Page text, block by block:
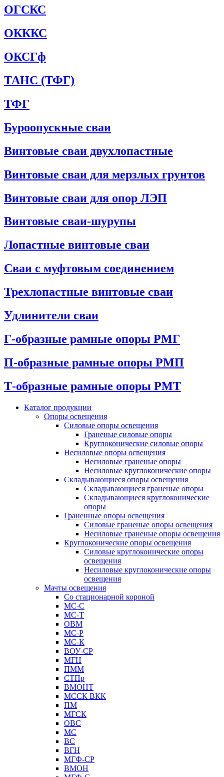
ОГСКС
ОКККС
ОКСГф
ТАНС (ТФГ)
ТФГ
Буроопускные сваи
Винтовые сваи двухлопастные
Винтовые сваи для мерзлых грунтов
Винтовые сваи для опор ЛЭП
Винтовые сваи-шурупы
Лопастные винтовые сваи
Сваи с муфтовым соединением
Трехлопастные винтовые сваи
Удлинители сваи
Г-образные рамные опоры РМГ
П-образные рамные опоры РМП
Т-образные рамные опоры РМТ
Каталог продукции
Oпоры oсвeщения
Силовые опоры освещения
Граненые силовые опоры
Круглоконические силовые опоры
Несиловые опоры освещения
Несиловые граненые опоры
Несиловые круглоконические опоры
Складывающиеся опоры освещения
Складывающиеся граненые опоры
Складывающиеся круглоконические
опоры
Граненные опоры освещения
Силовые граненые опоры освещения
Несиловые граненые опоры освещения
Круглоконические опоры освещения
Силовые круглоконические опоры
освещения
Несиловые круглоконические опоры
освещения
Мачты освещения
Со стационарной короной
МС-С
МС-Т
ОВМ
МС-Р
МС-К
ВОУ-СР
МГН
ПММ
СТПр
ВМОНТ
МССК ВКК
ПМ
МГСК
ОВС
МС
ВС
ВГН
МГФ-СР
ВМОН